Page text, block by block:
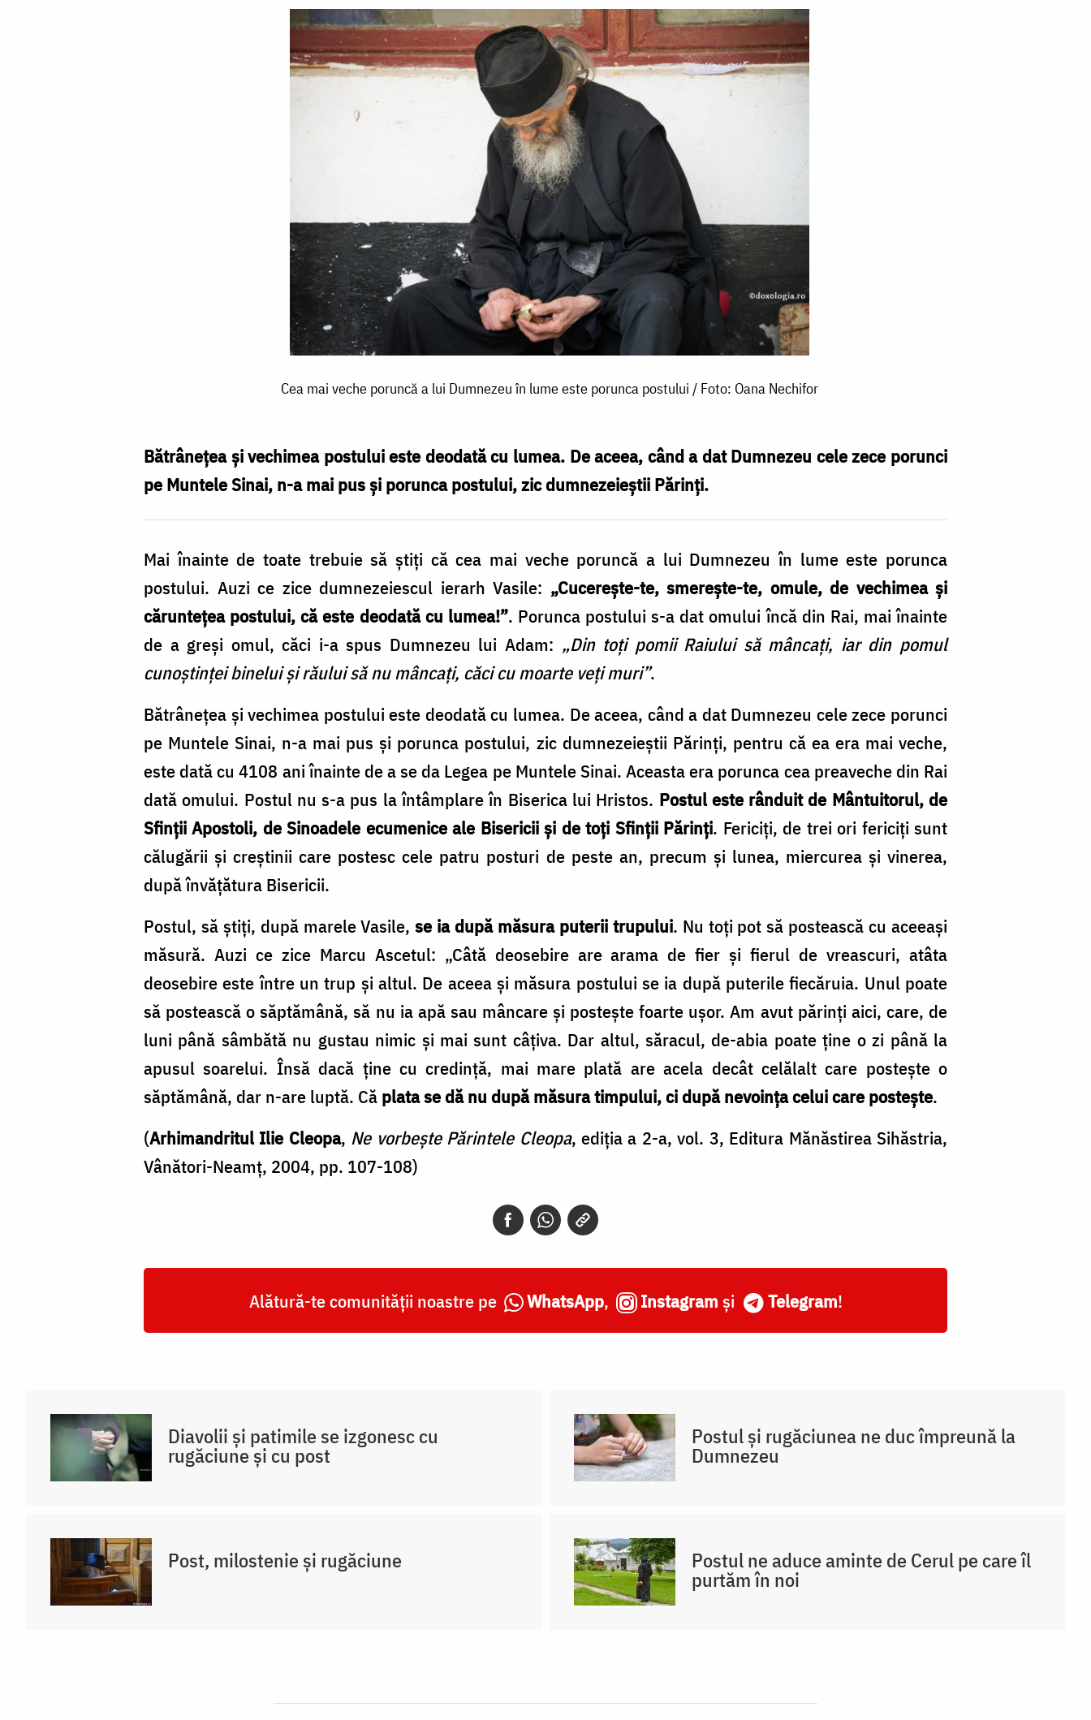
Cea mai veche poruncă a lui Dumnezeu în lume este porunca postului / Foto: Oana Nechifor
Bătrânețea și vechimea postului este deodată cu lumea. De aceea, când a dat Dumnezeu cele zece porunci
pe Muntele Sinai, n-a mai pus și porunca postului, zic dumnezeieștii Părinți.
Mai înainte de toate trebuie să știți că cea mai veche poruncă a lui Dumnezeu în lume este porunca
postului. Auzi ce zice dumnezeiescul ierarh Vasile: „Cucerește-te, smerește-te, omule, de vechimea și
căruntețea postului, că este deodată cu lumea!”. Porunca postului s-a dat omului încă din Rai, mai înainte
de a greși omul, căci i-a spus Dumnezeu lui Adam: „Din toți pomii Raiului să mâncați, iar din pomul
cunoștinței binelui și răului să nu mâncați, căci cu moarte veți muri”.
Bătrânețea și vechimea postului este deodată cu lumea. De aceea, când a dat Dumnezeu cele zece porunci
pe Muntele Sinai, n-a mai pus și porunca postului, zic dumnezeieștii Părinți, pentru că ea era mai veche,
este dată cu 4108 ani înainte de a se da Legea pe Muntele Sinai. Aceasta era porunca cea preaveche din Rai
dată omului. Postul nu s-a pus la întâmplare în Biserica lui Hristos. Postul este rânduit de Mântuitorul, de
Sfinții Apostoli, de Sinoadele ecumenice ale Bisericii și de toți Sfinții Părinți. Fericiți, de trei ori fericiți sunt
călugării și creștinii care postesc cele patru posturi de peste an, precum și lunea, miercurea și vinerea,
după învățătura Bisericii.
Postul, să știți, după marele Vasile,se ia după măsura puterii trupului. Nu toți pot să postească cu aceeași
măsură. Auzi ce zice Marcu Ascetul: „Câtă deosebire are arama de fier și fierul de vreascuri, atâta
deosebire este între un trup și altul. De aceea și măsura postului se ia după puterile fiecăruia. Unul poate
să postească o săptămână, să nu ia apă sau mâncare și postește foarte ușor. Am avut părinți aici, care, de
luni până sâmbătă nu gustau nimic și mai sunt câțiva. Dar altul, săracul, de-abia poate ține o zi până la
apusul soarelui. Însă dacă ține cu credință, mai mare plată are acela decât celălalt care postește o
săptămână, dar n-are luptă. Că plata se dă nu după măsura timpului, ci după nevoința celui care postește.
(Arhimandritul Ilie Cleopa, Ne vorbește Părintele Cleopa, ediția a 2-a, vol. 3, Editura Mănăstirea Sihăstria,
Vânători-Neamț, 2004, pp. 107-108)
Alătură-te comunității noastre pe WhatsApp, Instagram și Telegram!
Diavolii și patimile se izgonesc cu
rugăciune și cu post
Postul și rugăciunea ne duc împreună la
Dumnezeu
Post, milostenie și rugăciune Postul ne aduce aminte de Cerul pe care îl
purtăm în noi